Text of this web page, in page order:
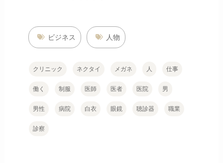
ビジネス 人物
クリニック ネクタイ メガネ 人 仕事
働く 制服 医師 医者 医院 男
男性 病院 白衣 眼鏡 聴診器 職業
診察